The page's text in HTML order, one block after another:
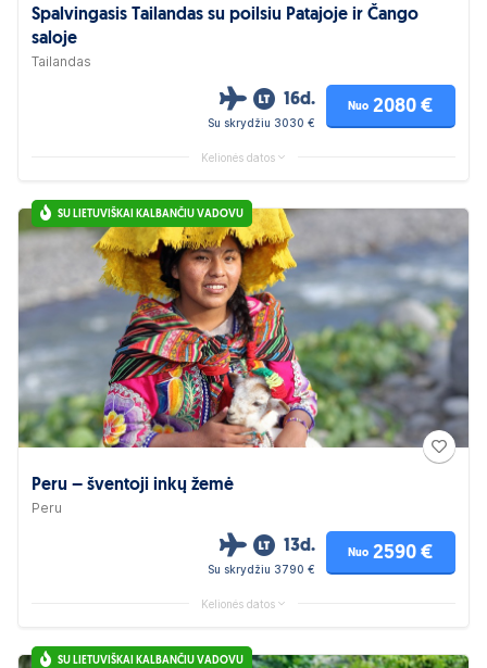
Spalvingasis Tailandas su poilsiu Patajoje ir Čango
saloje
Tailandas
16d.
Su skrydžiu 3030 €
Nuo 2080 €
Kelionės datos
SU LIETUVIŠKAI KALBANČIU VADOVU
Peru – šventoji inkų žemė
Peru
13d.
Su skrydžiu 3790 €
Nuo 2590 €
Kelionės datos
SU LIETUVIŠKAI KALBANČIU VADOVU